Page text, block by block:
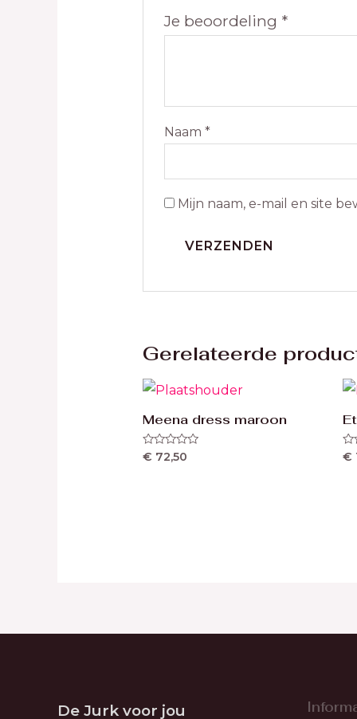
Je beoordeling *
Naam*
Mijn naam, e-mail en site
Gerelateerde
Meena dress maroon
Waardering
€ 72,50 €
De Jurk voor jou